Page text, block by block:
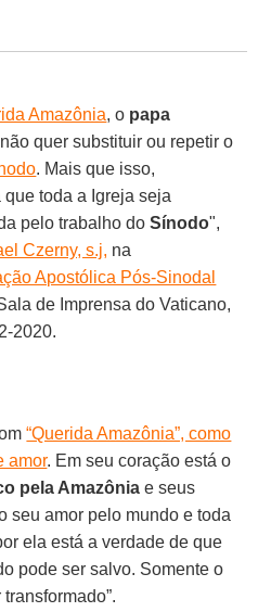
Amazônia, o papa
quer substituir ou repetir o
. Mais que isso,
toda a Igreja seja
pelo trabalho doSínodo",
Czerny, s.j, na
Apostólica Pós-Sinodal
de Imprensa do Vaticano,
2020.
“Querida Amazônia”, como
amor. Em seu coração está o
pela Amazônia e seus
seu amor pelo mundo e toda
ela está a verdade de que
pode ser salvo. Somente o